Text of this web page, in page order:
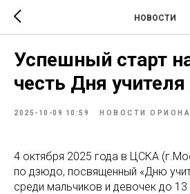
НОВОСТИ
Успешный старт
честь Дня
2025-10-09 10:59 НОВОСТИ ОРИОНА
4 октября 2025 года в ЦСКА
по дзюдо, посвященный «Дню
среди мальчиков и девочек до